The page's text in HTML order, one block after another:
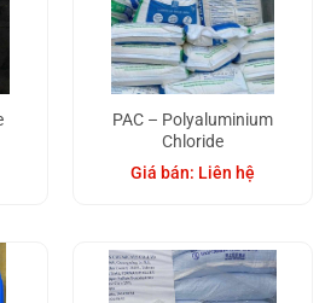
PAC – Polyaluminium
Chloride
Giá bán: Liên hệ